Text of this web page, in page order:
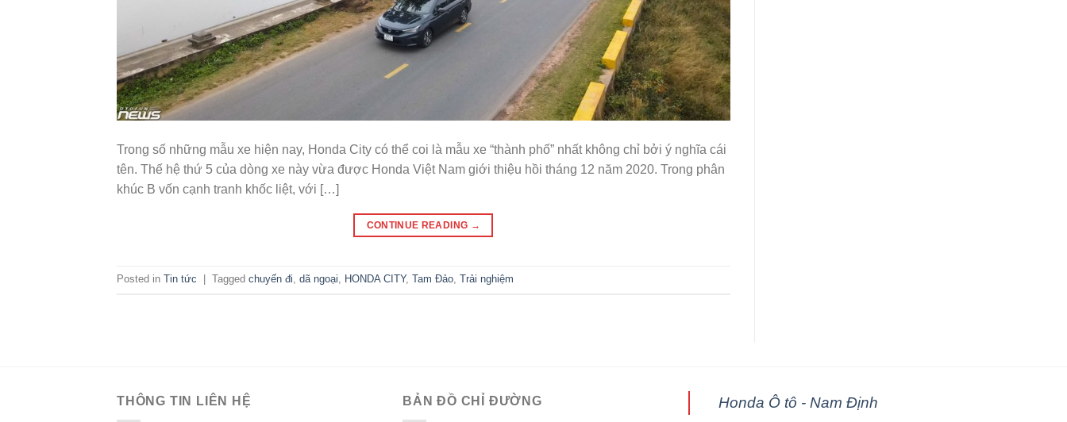
Trong số những mẫu xe hiện nay, Honda City có thể coi là mẫu xe “thành phố” nhất không chỉ bởi ý nghĩa cái
tên. Thế hệ thứ 5 của dòng xe này vừa được Honda Việt Nam giới thiệu hồi tháng 12 năm 2020. Trong phân
khúc B vốn cạnh tranh khốc liệt, với […]
CONTINUE READING →
Posted in Tin tức Tagged chuyến đi, dã ngoại, HONDA CITY, Tam Đảo, Trải nghiệm
THÔNG TIN LIÊN HỆ BẢN ĐỒ CHỈ ĐƯỜNG Honda Ô tô - Nam Định